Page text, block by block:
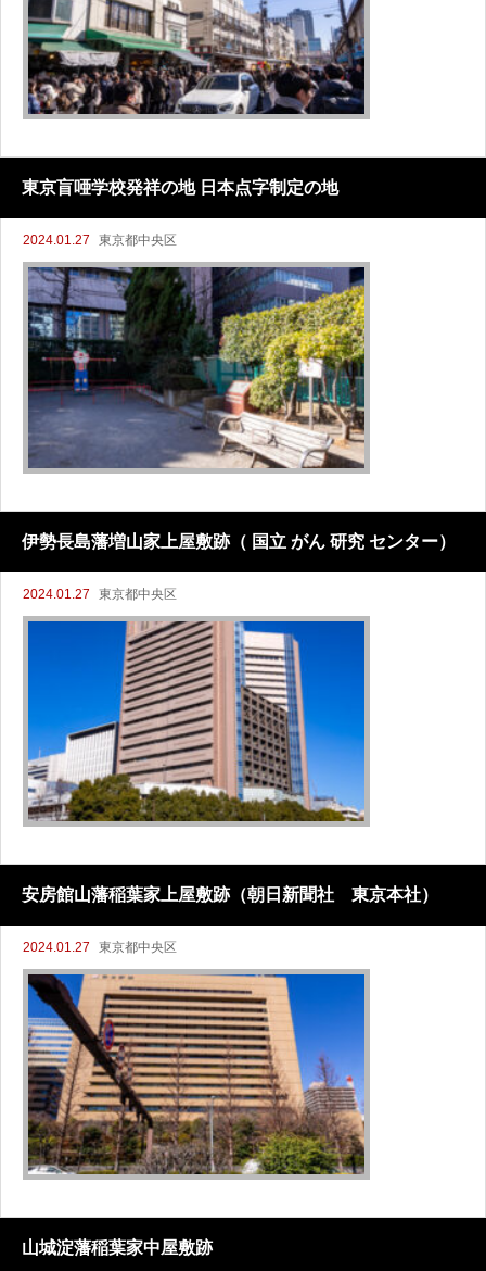
東京盲唖学校発祥の地 日本点字制定の地
2024.01.27 東京都中央区
伊勢長島藩増山家上屋敷跡（ 国立 がん 研究 センター）
2024.01.27 東京都中央区
安房館山藩稲葉家上屋敷跡（朝日新聞社 東京本社）
2024.01.27 東京都中央区
山城淀藩稲葉家中屋敷跡